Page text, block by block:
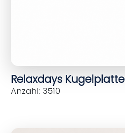
Relaxdays
Anzahl: 3510